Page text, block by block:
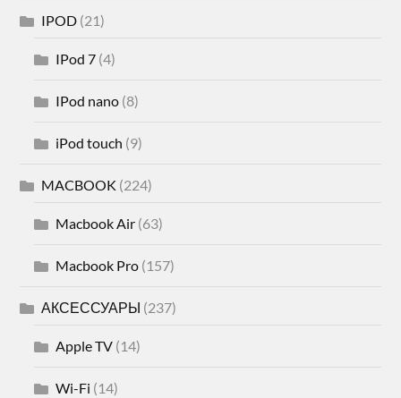
IPOD (21)
IPod 7 (4)
IPod nano (8)
iPod touch (9)
MACBOOK (224)
Macbook Air (63)
Macbook Pro (157)
АКСЕССУАРЫ (237)
Apple TV (14)
Wi-Fi (14)